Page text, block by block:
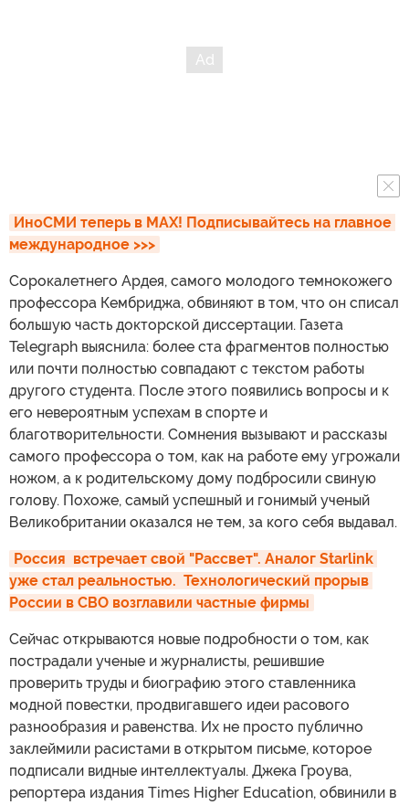
ИноСМИ теперь в MAX! Подписывайтесь на главное
международное >>>
Сорокалетнего Ардея, самого молодого темнокожего
профессора Кембриджа, обвиняют в том, что он списал
большую часть докторской диссертации. Газета
Telegraph выяснила: более ста фрагментов полностью
или почти полностью совпадают с текстом работы
другого студента. После этого появились вопросы и к
его невероятным успехам в спорте и
благотворительности. Сомнения вызывают и рассказы
самого профессора о том, как на работе ему угрожали
ножом, а к родительскому дому подбросили свиную
голову. Похоже, самый успешный и гонимый ученый
Великобритании оказался не тем, за кого себя выдавал.
Россия  встречает свой "Рассвет". Аналог Starlink
уже стал реальностью.  Технологический прорыв
России в СВО возглавили частные фирмы
Сейчас открываются новые подробности о том, как
пострадали ученые и журналисты, решившие
проверить труды и биографию этого ставленника
модной повестки, продвигавшего идеи расового
разнообразия и равенства. Их не просто публично
заклеймили расистами в открытом письме, которое
подписали видные интеллектуалы. Джека Гроува,
репортера издания Times Higher Education, обвинили в